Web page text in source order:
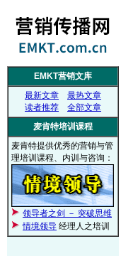
EMKT营销文库
最新文章
最热文章
读者推荐
全部文章
麦肯特培训课程
麦肯特提供优秀的营销与管
理培训课程、内训与咨询：
领导者之剑 － 突破思维
情境领导 经理人之培训